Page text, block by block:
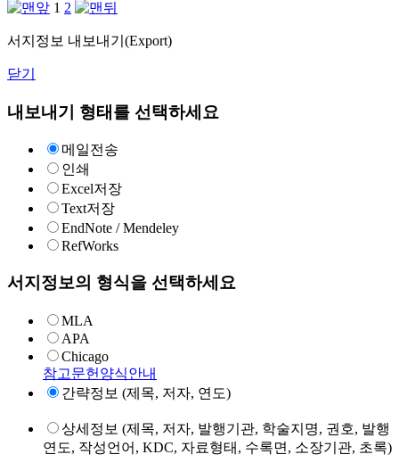
1 2
서지정보 내보내기(Export)
닫기
내보내기 형태를 선택하세요
메일전송
인쇄
Excel저장
Text저장
EndNote / Mendeley
RefWorks
서지정보의 형식을 선택하세요
MLA
APA
Chicago
참고문헌양식안내
간략정보 (제목, 저자, 연도)
상세정보 (제목, 저자, 발행기관, 학술지명, 권호, 발행
연도, 작성언어, KDC, 자료형태, 수록면, 소장기관, 초록)